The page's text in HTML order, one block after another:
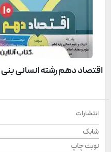
اقتصاد دهم رشته انسانی
انتشارات
شابک
نوبت چاپ